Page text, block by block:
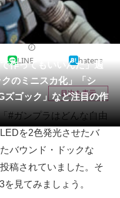
・育児
サーチ
作ってもいいんだ」週
のミニスカ化」「シ
ズゴック」など注目の作
LINE hatena
目次を表示
#ガンプラはどんな自由
を2色発光させたバ
バウンド・ドックな
稿されていました。そ
見てみましょう。